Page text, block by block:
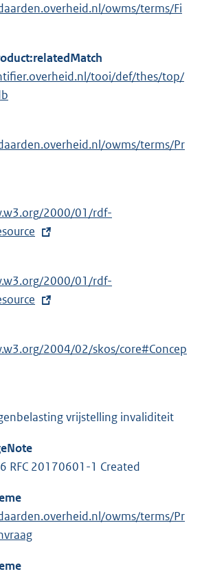
owms/terms/Fi
tooi/def/thes/top/
owms/terms/Pr
2000/01/rdf-
2000/01/rdf-
2004/02/skos/core#Concep
vrijstelling invaliditeit
RFC 20170601-1 Created
owms/terms/Pr